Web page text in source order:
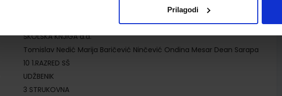
Prilagodi
ŠKOLSKA KNJIGA d.d.
Tomislav Nedić Marija Baričević Ninčević Ondina Mesar Dean Sarapa
10 1.RAZRED SŠ
UDŽBENIK
3 STRUKOVNA